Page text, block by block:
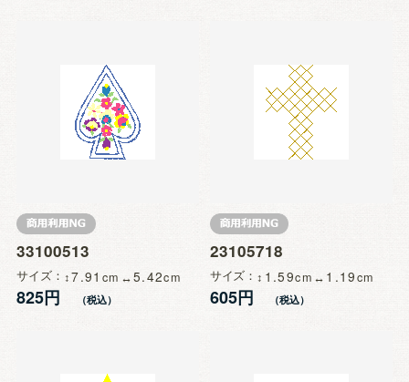
33100513
サイズ 7.91 5.42
825円
23105718
サイズ 1.59 1.19
605円